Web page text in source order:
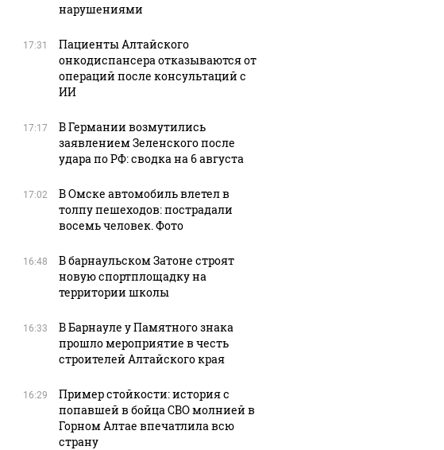
велосипеды
губернатора
нарушениями
17:31
Пациенты Алтайского
онкодиспансера отказываются от
операций после консультаций с
ИИ
17:17
В Германии возмутились
заявлением Зеленского после
удара по РФ: сводка на 6 августа
17:02
В Омске автомобиль влетел в
толпу пешеходов: пострадали
восемь человек. Фото
16:48
В барнаульском Затоне строят
новую спортплощадку на
территории школы
16:33
В Барнауле у Памятного знака
прошло мероприятие в честь
строителей Алтайского края
16:29
Пример стойкости: история с
попавшей в бойца СВО молнией в
Горном Алтае впечатлила всю
страну